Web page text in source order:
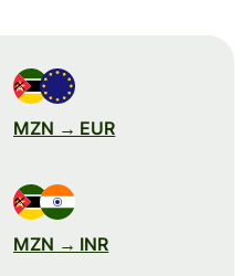
MZN → EUR
MZN → INR